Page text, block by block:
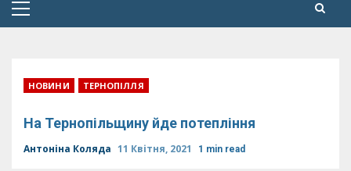
Primary
НОВИНИ ТЕРНОПІЛЛЯ
На Тернопільщину йде потепління
Антоніна Коляда 11 Квітня, 2021 1 min read